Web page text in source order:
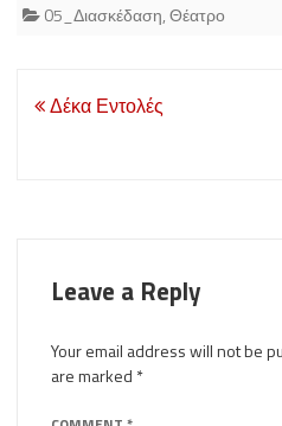
05_Διασκέδαση,Θέατρο
Post
Δέκα Εντολές
Leave a Reply
Your email address will not be
are marked *